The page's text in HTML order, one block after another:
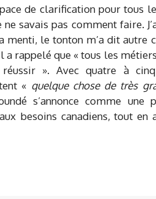
de clarification pour tous
savais pas comment faire.
menti, le tonton m’a dit
a rappelé que « tous les
». Avec quatre à
« quelque chose de très
s’annonce comme
besoins canadiens, tout en